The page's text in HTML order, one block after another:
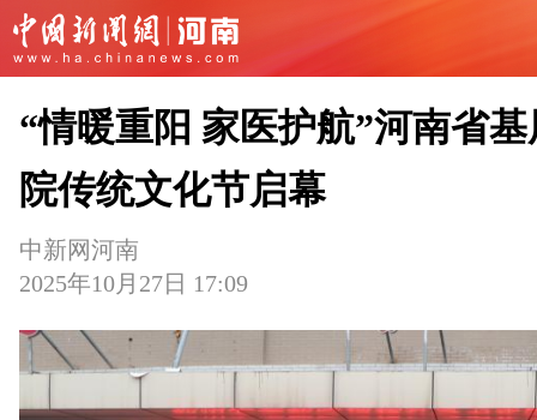
“情暖重阳 家医护航”河南省
院传统文化节启幕
中新网河南
2025年10月27日 17:09